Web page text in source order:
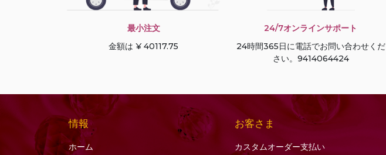
ベスビアナイトの宝石
ヘソナイトガーネット
ペリドットの宝石
ホワイトムーンストー
マラカイトの宝石
マルチサファイア
最小注文
金額は ¥ 40117.75
24/7オンラインサポート
24時間365日に電話でお問い合わせくだ
さい。9414064424
情報
ホーム
お客さま
カスタムオーダー支払い